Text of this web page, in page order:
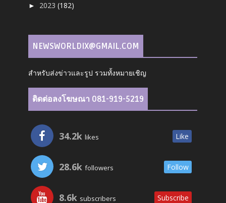
► 2023(182)
NEWSWORLDIX@GMAIL.COM
สำหรับส่งข่าวและรูป รวมทั้งหมายเชิญ
ติดต่อลงโฆษณา 081-919-5219
34.2k likes Like
28.6k followers Follow
8.6k subscribers Subscribe